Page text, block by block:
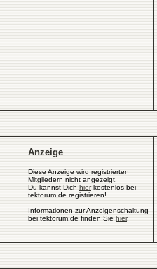
Anzeige
Diese Anzeige wird registrierten
Mitgliedern nicht angezeigt.
Du kannst Dich hierkostenlos bei
tektorum.de registrieren!
Informationen zur Anzeigenschaltung
bei tektorum.de finden Sie hier.